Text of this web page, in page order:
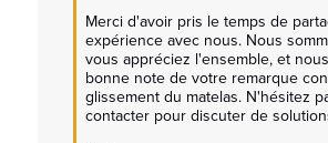
Merci d'avoir pris le temps de
expérience avec nous. Nous
vous appréciez l'ensemble, et
bonne note de votre remarque
glissement du matelas. N'hésitez
contacter pour discuter de